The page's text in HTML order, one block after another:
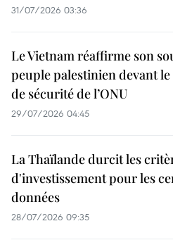
31/07/2026 03:36
Le Vietnam réaffirme son
peuple palestinien devant
de sécurité de l’ONU
29/07/2026 04:45
La Thaïlande durcit les
d'investissement pour les
données
28/07/2026 09:35